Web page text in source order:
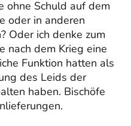
ohne Schuld auf dem
oder in anderen
Oder ich denke zum
nach dem Krieg eine
Funktion hatten als
des Leids der
haben. Bischöfe